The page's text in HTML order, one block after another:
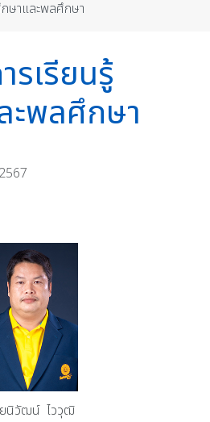
ษาและพลศึกษา
รเรียนรู้
ะพลศึกษา
นิวัฒน์ ไววุฒิ